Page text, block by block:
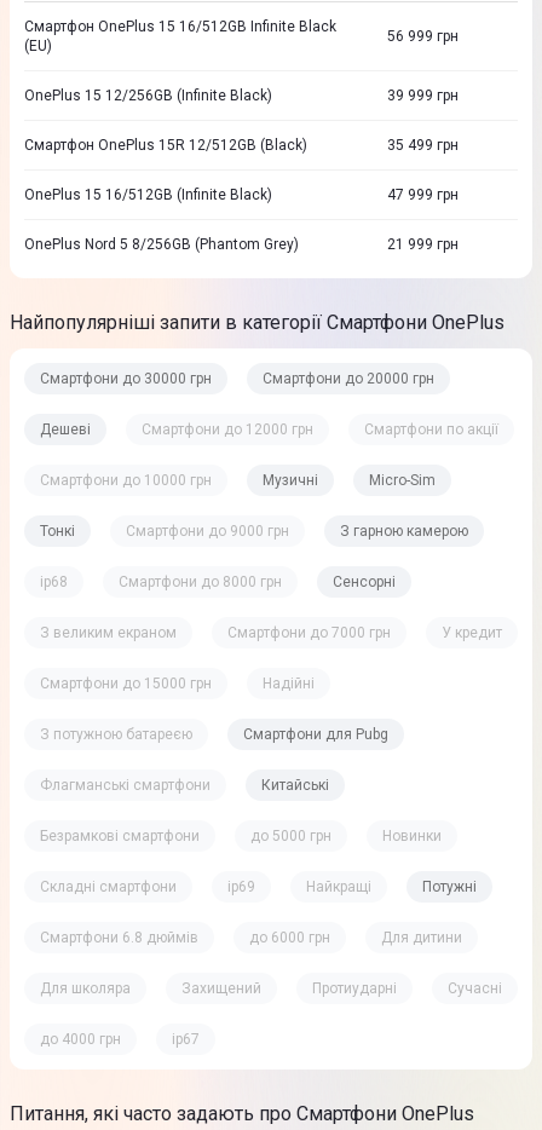
Смартфон OnePlus 15 16/512GB Infinite Black
(EU)
56 999 грн
OnePlus 15 12/256GB (Infinite Black) 39 999 грн
Смартфон OnePlus 15R 12/512GB (Black) 35 499 грн
OnePlus 15 16/512GB (Infinite Black) 47 999 грн
OnePlus Nord 5 8/256GB (Phantom Grey) 21 999 грн
Найпопулярніші запити в категорії Смартфони OnePlus
Смартфони до 30000 грн Смартфони до 20000 грн
Дешеві Смартфони до 12000 грн Смартфони по акції
Смартфони до 10000 грн Музичні Micro-Sim
Тонкі Смартфони до 9000 грн З гарною камерою
ip68 Смартфони до 8000 грн Сенсорні
З великим екраном Смартфони до 7000 грн У кредит
Смартфони до 15000 грн Надійні
З потужною батареєю Смартфони для Pubg
Флагманські смартфони Китайські
Безрамкові смартфони до 5000 грн Новинки
Складні смартфони ip69 Найкращі Потужні
Смартфони 6.8 дюймів до 6000 грн Для дитини
Для школяра Захищений Протиударні Сучасні
до 4000 грн ip67
Питання, які часто задають про Смартфони OnePlus